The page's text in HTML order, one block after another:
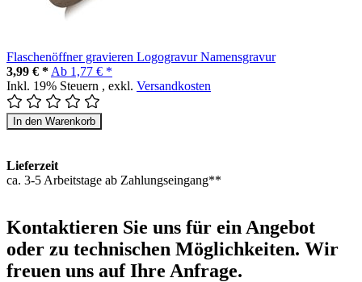
Flaschenöffner gravieren Logogravur Namensgravur
3,99 € * Ab 1,77 € *
Inkl. 19% Steuern , exkl. Versandkosten
In den Warenkorb
Lieferzeit
ca. 3-5 Arbeitstage ab Zahlungseingang**
Kontaktieren Sie uns für ein Angebot
oder zu technischen Möglichkeiten. Wir
freuen uns auf Ihre Anfrage.